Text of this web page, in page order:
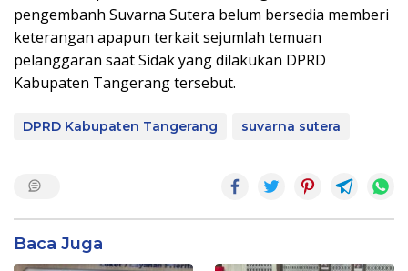
pengembanh Suvarna Sutera belum bersedia memberi
keterangan apapun terkait sejumlah temuan
pelanggaran saat Sidak yang dilakukan DPRD
Kabupaten Tangerang tersebut.
DPRD Kabupaten Tangerang suvarna sutera
Baca Juga